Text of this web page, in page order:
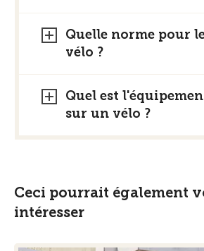
Quelle norme pour
vélo ?
Quel est
sur un vélo ?
Ceci pourrait également
intéresser